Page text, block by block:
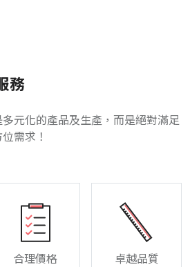
務
元化的產品及生產，而是絕對滿足
需求！
合理價格 卓越品質